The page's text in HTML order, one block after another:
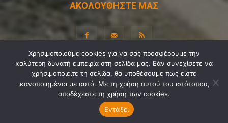
ΑΚΟΛΟΥΘΗΣΤΕ ΜΑΣ
Διαύγεια Λίγα Λόγια για Εμάς
Επικοινωνία
Όροι Χρήσης
Προσωπικά Δεδομένα
Sitemap
Ψηφοφορίες
© Copyright 2021-2026 by Dekeleias.gr
Χρησιμοποιούμε cookies για να σας προσφέρουμε την
καλύτερη δυνατή εμπειρία στη σελίδα μας. Εάν συνεχίσετε να
χρησιμοποιείτε τη σελίδα, θα υποθέσουμε πως είστε
ικανοποιημένοι με αυτό. Με τη χρήση αυτού του ιστότοπου,
αποδέχεστε τη χρήση των cookies.
Εντάξει